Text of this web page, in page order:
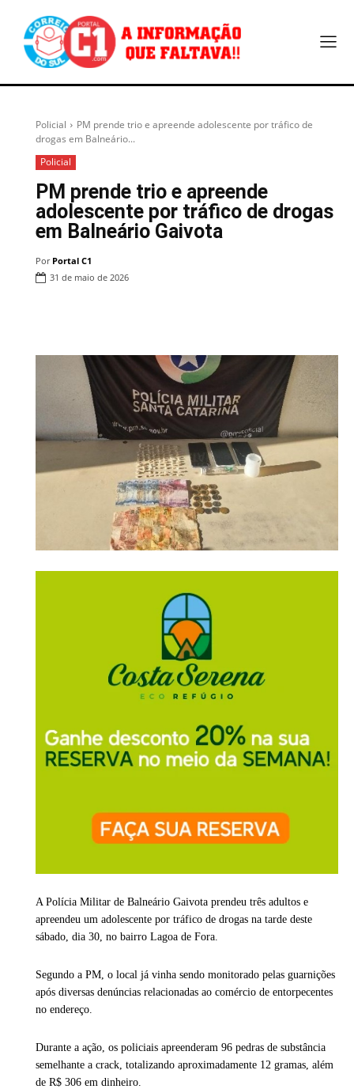
Policial
PM prende trio e apreende adolescente por tráfico de
drogas em Balneário...
Policial
PM prende trio e apreende
adolescente por tráfico de drogas
em Balneário Gaivota
Por Portal C1
31 de maio de 2026
A Polícia Militar de Balneário Gaivota prendeu três adultos e
apreendeu um adolescente por tráfico de drogas na tarde deste
sábado, dia 30, no bairro Lagoa de Fora.
Segundo a PM, o local já vinha sendo monitorado pelas guarnições
após diversas denúncias relacionadas ao comércio de entorpecentes
no endereço.
Durante a ação, os policiais apreenderam 96 pedras de substância
semelhante a crack, totalizando aproximadamente 12 gramas, além
de R$ 306 em dinheiro.